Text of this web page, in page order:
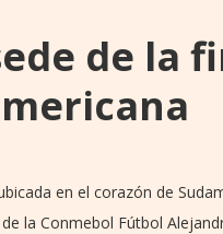
de la
en el corazón de
la Conmebol Fútbol